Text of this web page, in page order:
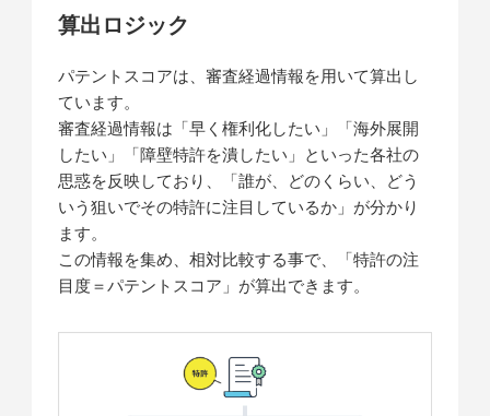
算出ロジック
パテントスコアは、審査経過情報を用いて算出し
ています。
審査経過情報は「早く権利化したい」「海外展開
したい」「障壁特許を潰したい」といった各社の
思惑を反映しており、「誰が、どのくらい、どう
いう狙いでその特許に注目しているか」が分かり
ます。
この情報を集め、相対比較する事で、「特許の注
目度＝パテントスコア」が算出できます。